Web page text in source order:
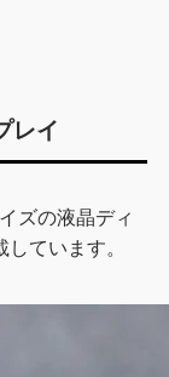
レイ
ズの液晶ディ
ています。